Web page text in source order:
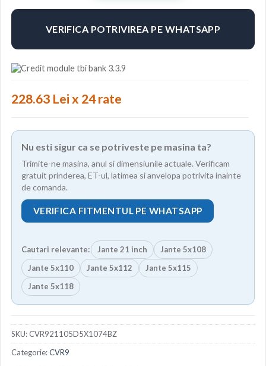
VERIFICA POTRIVIREA PE WHATSAPP
228.63 Lei x 24 rate
Nu esti sigur ca se potriveste pe masina ta?
Trimite-ne masina, anul si dimensiunile actuale. Verificam
gratuit prinderea, ET-ul, latimea si anvelopa potrivita inainte
de comanda.
VERIFICA FITMENTUL PE WHATSAPP
Cautari relevante: Jante 21 inch
Jante 5x108
Jante 5x110
Jante 5x112
Jante 5x115
Jante 5x118
SKU:CVR921105D5X1074BZ
Categorie:CVR9